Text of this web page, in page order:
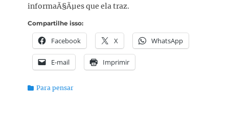
informaÃ§Ãµes que ela traz.
Compartilhe isso:
Facebook X WhatsApp
E-mail Imprimir
Categorias:
Para pensar